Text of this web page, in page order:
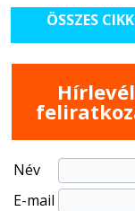
ÖSSZES CIKK
Hírlevél
Név
E-mail